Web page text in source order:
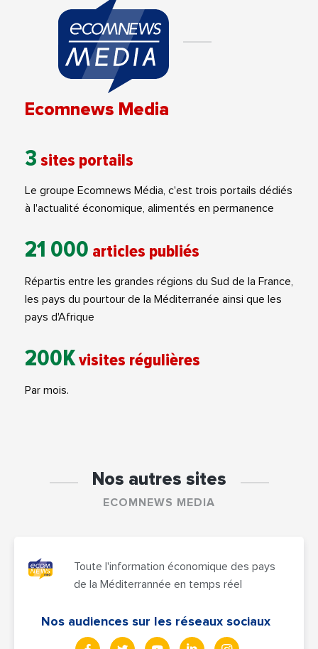
Ecomnews Media
3 sites portails
Le groupe Ecomnews Média, c'est trois portails dédiés
à l'actualité économique, alimentés en permanence
21 000 articles publiés
Répartis entre les grandes régions du Sud de la France,
les pays du pourtour de la Méditerranée ainsi que les
pays d'Afrique
200Kvisites régulières
Par mois.
Nos autres sites
ECOMNEWS MEDIA
Toute l'information économique des pays
de la Méditerrannée en temps réel
Nos audiences sur les réseaux sociaux